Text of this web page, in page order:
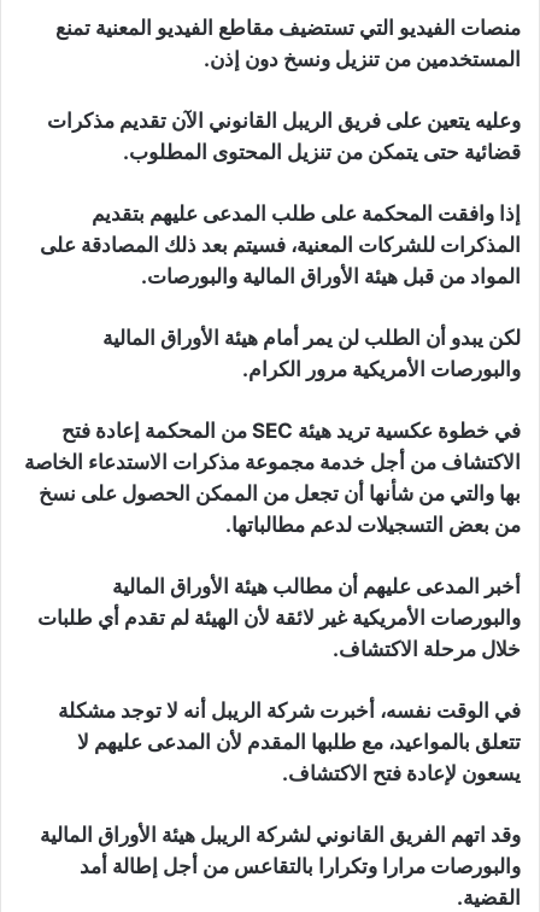
منصات الفيديو التي تستضيف مقاطع الفيديو المعنية تمنع
المستخدمين من تنزيل ونسخ دون إذن.
وعليه يتعين على فريق الريبل القانوني الآن تقديم مذكرات
قضائية حتى يتمكن من تنزيل المحتوى المطلوب.
إذا وافقت المحكمة على طلب المدعى عليهم بتقديم
المذكرات للشركات المعنية، فسيتم بعد ذلك المصادقة على
المواد من قبل هيئة الأوراق المالية والبورصات.
لكن يبدو أن الطلب لن يمر أمام هيئة الأوراق المالية
والبورصات الأمريكية مرور الكرام.
في خطوة عكسية تريد هيئة SEC من المحكمة إعادة فتح
الاكتشاف من أجل خدمة مجموعة مذكرات الاستدعاء الخاصة
بها والتي من شأنها أن تجعل من الممكن الحصول على نسخ
من بعض التسجيلات لدعم مطالباتها.
أخبر المدعى عليهم أن مطالب هيئة الأوراق المالية
والبورصات الأمريكية غير لائقة لأن الهيئة لم تقدم أي طلبات
خلال مرحلة الاكتشاف.
في الوقت نفسه، أخبرت شركة الريبل أنه لا توجد مشكلة
تتعلق بالمواعيد، مع طلبها المقدم لأن المدعى عليهم لا
يسعون لإعادة فتح الاكتشاف.
وقد اتهم الفريق القانوني لشركة الريبل هيئة الأوراق المالية
والبورصات مرارا وتكرارا بالتقاعس من أجل إطالة أمد
القضية.